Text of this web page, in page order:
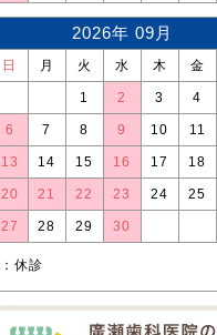
2026年 09月
日 月 火 水 木 金
1 2 3 4
6 7 8 9 10 11
13 14 15 16 17 18
20 21 22 23 24 25
27 28 29 30
：休診